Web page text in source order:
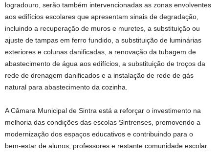
logradouro, serão também intervencionadas as zonas envolventes
aos edifícios escolares que apresentam sinais de degradação,
incluindo a recuperação de muros e muretes, a substituição ou
ajuste de tampas em ferro fundido, a substituição de luminárias
exteriores e colunas danificadas, a renovação da tubagem de
abastecimento de água aos edifícios, a substituição de troços da
rede de drenagem danificados e a instalação de rede de gás
natural para abastecimento da cozinha.
A Câmara Municipal de Sintra está a reforçar o investimento na
melhoria das condições das escolas Sintrenses, promovendo a
modernização dos espaços educativos e contribuindo para o
bem‑estar de alunos, professores e restante comunidade escolar.